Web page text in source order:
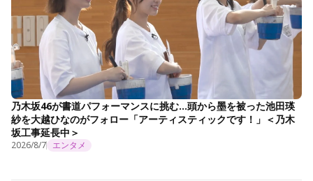
乃木坂46が書道パフォーマンスに挑む…頭から墨を被った池田瑛
紗を大越ひなのがフォロー「アーティスティックです！」＜乃木
坂工事延長中＞
2026/8/7 エンタメ